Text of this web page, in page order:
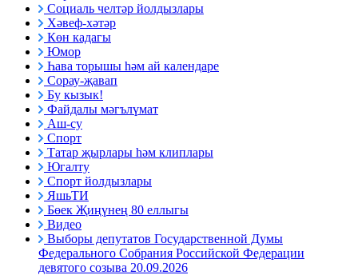
Социаль челтәр йолдызлары
Хәвеф-хәтәр
Көн кадагы
Юмор
Һава торышы һәм ай календаре
Сорау-җавап
Бу кызык!
Файдалы мәгълүмат
Аш-су
Спорт
Татар җырлары һәм клиплары
Югалту
Спорт йолдызлары
ЯшьТИ
Бөек Җиңүнең 80 еллыгы
Видео
Выборы депутатов Государственной Думы
Федерального Собрания Российской Федерации
девятого созыва 20.09.2026